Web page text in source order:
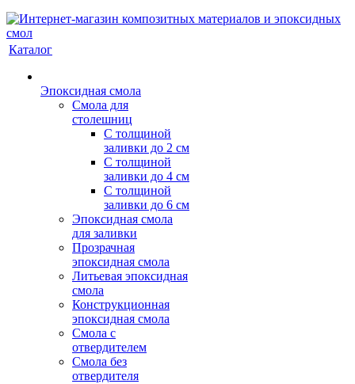
Каталог
Эпоксидная смола
Смола для
столешниц
С толщиной
заливки до 2 см
С толщиной
заливки до 4 см
С толщиной
заливки до 6 см
Эпоксидная смола
для заливки
Прозрачная
эпоксидная смола
Литьевая эпоксидная
смола
Конструкционная
эпоксидная смола
Смола с
отвердителем
Смола без
отвердителя